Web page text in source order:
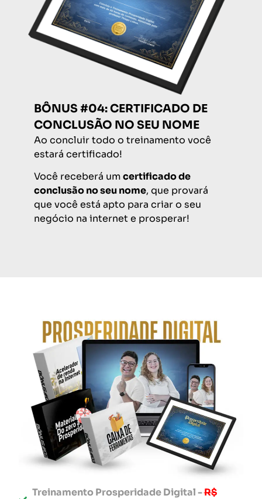
BÔNUS #04: CERTIFICADO DE
CONCLUSÃO NO SEU NOME
Ao concluir todo o treinamento você
estará certificado!
Você receberá umcertificado de
conclusão no seu nome, que provará
que você está apto para criar o seu
negócio na internet e prosperar!
Treinamento Prosperidade Digital -R$